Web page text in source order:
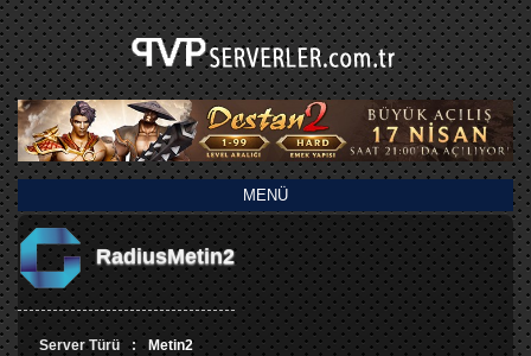
MENÜ
RadiusMetin2
Server Türü :
Metin2